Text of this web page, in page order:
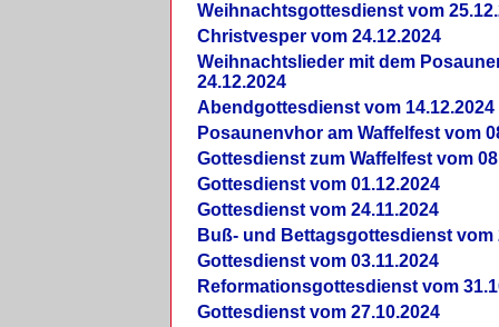
Weihnachtsgottesdienst vom
Christvesper vom 24.12.2024
Weihnachtslieder mit dem
24.12.2024
Abendgottesdienst vom 14.12.2024
Posaunenvhor am Waffelfest vom
Gottesdienst zum Waffelfest vom
Gottesdienst vom 01.12.2024
Gottesdienst vom 24.11.2024
Buß- und Bettagsgottesdienst vom
Gottesdienst vom 03.11.2024
Reformationsgottesdienst vom
Gottesdienst vom 27.10.2024